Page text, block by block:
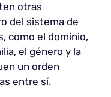
otras
del sistema de
como el dominio,
el género y la
un orden
entre sí.